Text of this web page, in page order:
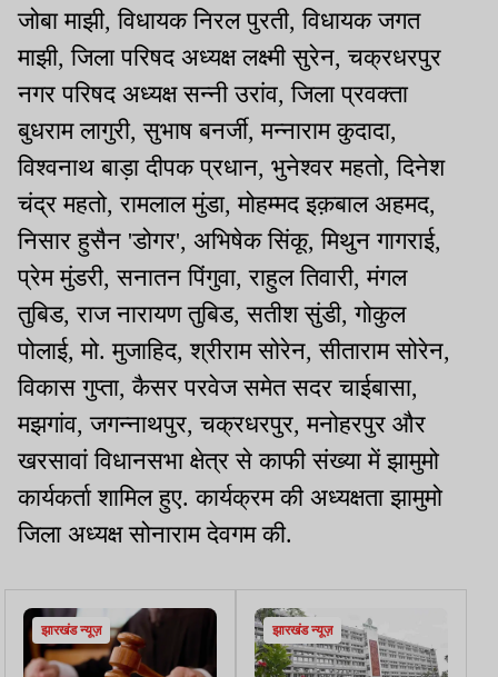
जोबा माझी, विधायक निरल पुरती, विधायक जगत
माझी, जिला परिषद अध्यक्ष लक्ष्मी सुरेन, चक्रधरपुर
नगर परिषद अध्यक्ष सन्नी उरांव, जिला प्रवक्ता
बुधराम लागुरी, सुभाष बनर्जी, मन्नाराम कुदादा,
विश्वनाथ बाड़ा दीपक प्रधान, भुनेश्वर महतो, दिनेश
चंद्र महतो, रामलाल मुंडा, मोहम्मद इक़बाल अहमद,
निसार हुसैन 'डोगर', अभिषेक सिंकू, मिथुन गागराई,
प्रेम मुंडरी, सनातन पिंगुवा, राहुल तिवारी, मंगल
तुबिड, राज नारायण तुबिड, सतीश सुंडी, गोकुल
पोलाई, मो. मुजाहिद, श्रीराम सोरेन, सीताराम सोरेन,
विकास गुप्ता, कैसर परवेज समेत सदर चाईबासा,
मझगांव, जगन्नाथपुर, चक्रधरपुर, मनोहरपुर और
खरसावां विधानसभा क्षेत्र से काफी संख्या में झामुमो
कार्यकर्ता शामिल हुए. कार्यक्रम की अध्यक्षता झामुमो
जिला अध्यक्ष सोनाराम देवगम की.
झारखंड न्यूज़ झारखंड न्यूज़